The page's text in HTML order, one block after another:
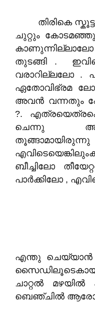
തിരികെ
ചുറ്റും
തുടങ്ങി .
വരാറില്ലലോ .
ഏതോവിഭ്രമ
അവൻ വന്നതും
?.
ചെന്നു
ബീച്ചിലോ
പാർക്കിലോ ,
ഇപ്പോഴേ
എന്തു ചെയ്യാൻ ?
ചാറ്റൽ മഴയിൽ
ബെഞ്ചിൽ